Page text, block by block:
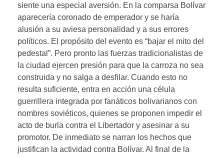
siente una especial aversión. En la comparsa Bolívar
aparecería coronado de emperador y se haría
alusión a su aviesa personalidad y a sus errores
políticos. El propósito del evento es “bajar el mito del
pedestal”. Pero pronto las fuerzas tradicionalistas de
la ciudad ejercen presión para que la carroza no sea
construida y no salga a desfilar. Cuando esto no
resulta suficiente, entra en acción una célula
guerrillera integrada por fanáticos bolivarianos con
nombres soviéticos, quienes se proponen impedir el
acto de burla contra el Libertador y asesinar a su
promotor. De inmediato se narran los hechos que
justifican la actividad contra Bolívar. Al final de la